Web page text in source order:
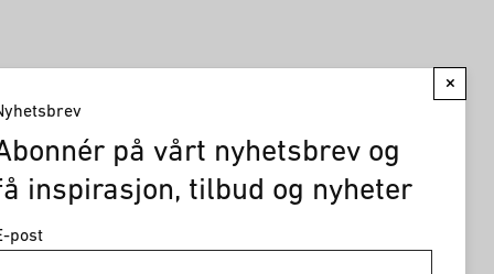
×
på vårt nyhetsbrev og
inspirasjon, tilbud og nyheter
post